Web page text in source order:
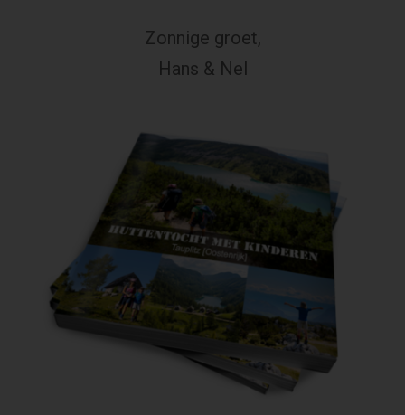
Zonnige groet,
Hans & Nel